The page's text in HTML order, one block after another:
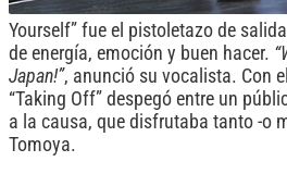
Yourself” fue el pistoletazo de
de energía, emoción y buen hacer.
Japan!”, anunció su vocalista. Con
“Taking Off” despegó entre un
a la causa, que disfrutaba tanto -o
Tomoya.